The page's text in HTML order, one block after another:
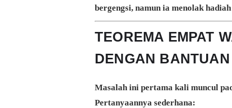
bergengsi, namun ia menolak
TEOREMA EMPAT
DENGAN
Masalah ini pertama kali muncul
Pertanyaannya sederhana: